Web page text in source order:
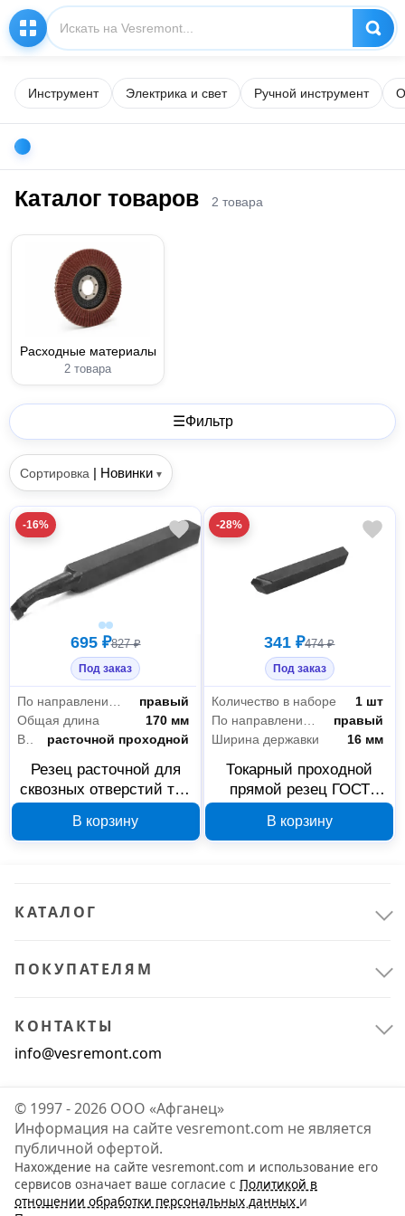
Инструмент Электрика и свет Ручной инструмент
Каталог товаров 2 товара
Расходные материалы
2 товара
☰Фильтр
Сортировка | Новинки ▾
-16%
695 ₽827 ₽
Под заказ
правый
Общая длина
170 мм
расточной проходной
Резец расточной для
сквозных отверстий тип
18882-73 16х10х170 мм
Т15К6 КИЗ 1079699
В корзину
-28%
341 ₽474 ₽
Под заказ
Количество в наборе
1 шт
правый
Ширина державки
16 мм
Токарный проходной
прямой резец ГОСТ
ВК8 КИЗ 1080372
В корзину
КАТАЛОГ
ПОКУПАТЕЛЯМ
КОНТАКТЫ
info@vesremont.com
© 1997 - 2026 ООО «Афганец»
Информация на сайте vesremont.com не является
публичной офертой.
Нахождение на сайте vesremont.com и использование его
сервисов означает ваше согласие с Политикой в
отношении обработки персональных данных и